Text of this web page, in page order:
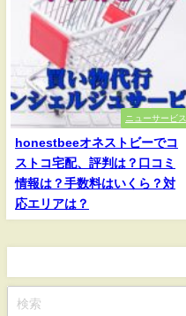
ニューサービス
honestbeeオネストビーでコ
ストコ宅配、評判は？口コミ
情報は？手数料はいくら？対
応エリアは？